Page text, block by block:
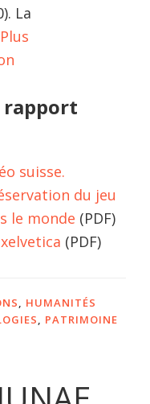
La
Plus
rapport
suisse.
du jeu
le monde (PDF)
(PDF)
, HUMANITÉS
, PATRIMOINE